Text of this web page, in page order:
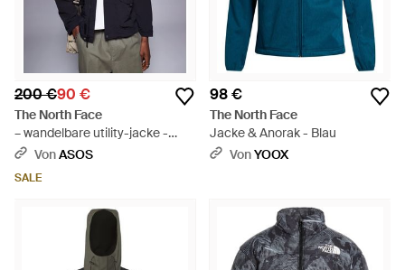
200 €90 €
The North Face
– wandelbare utility-jacke -
BlauVonASOS
SALE
98 €
The North Face
Jacke & Anorak - Blau
VonYOOX